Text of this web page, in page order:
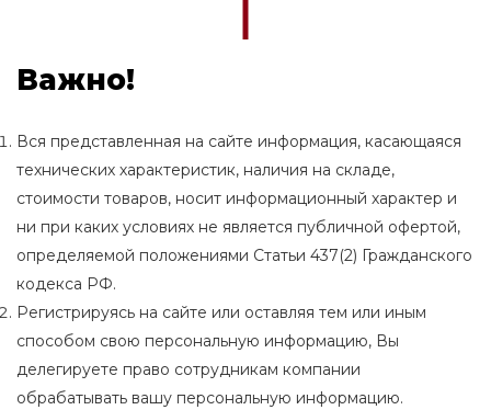
Важно!
Вся представленная на сайте информация, касающаяся
технических характеристик, наличия на складе,
стоимости товаров, носит информационный характер и
ни при каких условиях не является публичной офертой,
определяемой положениями Статьи 437(2) Гражданского
кодекса РФ.
Регистрируясь на сайте или оставляя тем или иным
способом свою персональную информацию, Вы
делегируете право сотрудникам компании
обрабатывать вашу персональную информацию.